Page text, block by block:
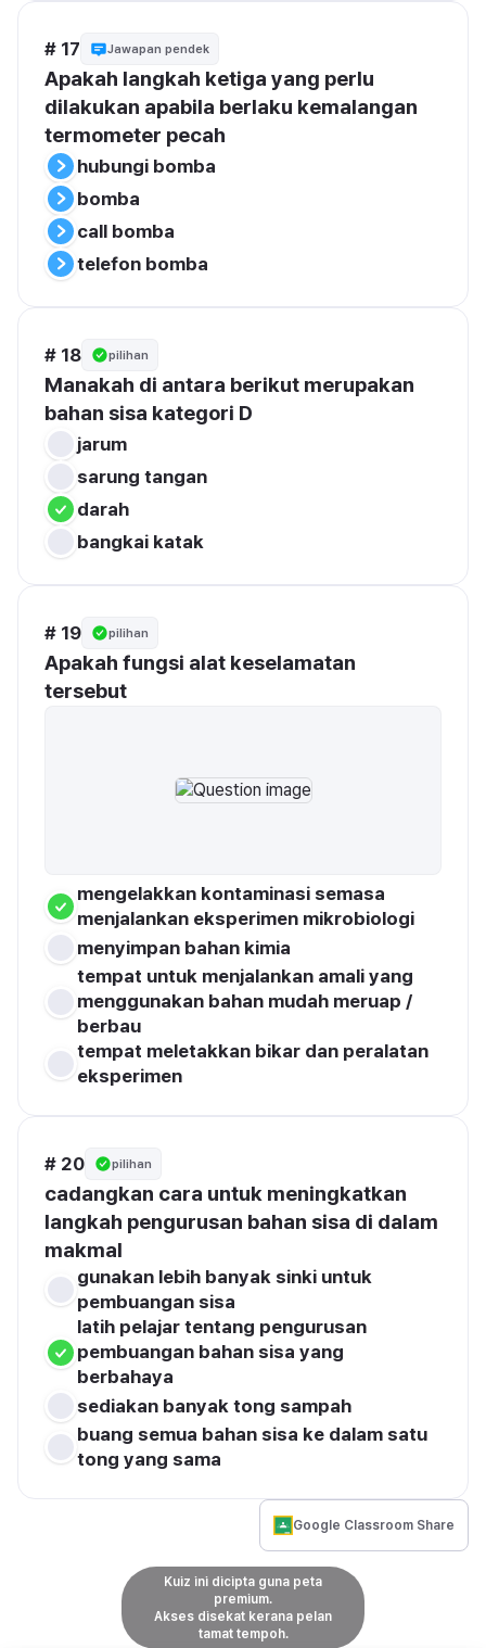
# 17 Jawapan pendek
Apakah langkah ketiga yang perlu
dilakukan apabila berlaku kemalangan
termometer pecah
hubungi bomba
bomba
call bomba
telefon bomba
# 18 pilihan
Manakah di antara berikut merupakan
bahan sisa kategori D
jarum
sarung tangan
darah
bangkai katak
# 19 pilihan
Apakah fungsi alat keselamatan
tersebut
mengelakkan kontaminasi semasa
menjalankan eksperimen mikrobiologi
menyimpan bahan kimia
tempat untuk menjalankan amali yang
menggunakan bahan mudah meruap /
berbau
tempat meletakkan bikar dan peralatan
eksperimen
# 20 pilihan
cadangkan cara untuk meningkatkan
langkah pengurusan bahan sisa di dalam
makmal
gunakan lebih banyak sinki untuk
pembuangan sisa
latih pelajar tentang pengurusan
pembuangan bahan sisa yang
berbahaya
sediakan banyak tong sampah
buang semua bahan sisa ke dalam satu
tong yang sama
Google Classroom Share
Kuiz ini dicipta guna peta
premium.
Akses disekat kerana pelan
tamat tempoh.